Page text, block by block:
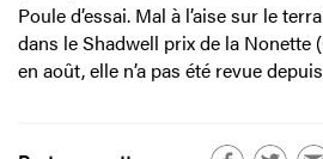
Poule d’essai. Mal à l’aise sur le
dans le Shadwell prix de la Nonette
en août, elle n’a pas été revue